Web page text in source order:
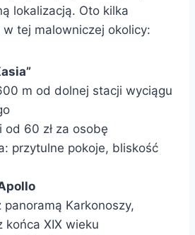
lokalizacją. Oto kilka
tej malowniczej okolicy:
m od dolnej stacji wyciągu
od 60 zł za osobę
przytulne pokoje, bliskość
panoramą Karkonoszy,
końca XIX wieku